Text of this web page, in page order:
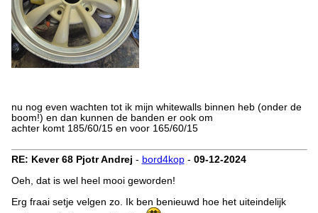
nu nog even wachten tot ik mijn whitewalls binnen heb (onder de
boom!) en dan kunnen de banden er ook om
achter komt 185/60/15 en voor 165/60/15
RE: Kever 68 Pjotr Andrej - bord4kop- 09-12-2024
Oeh, dat is wel heel mooi geworden!
Erg fraai setje velgen zo. Ik ben benieuwd hoe het uiteindelijk